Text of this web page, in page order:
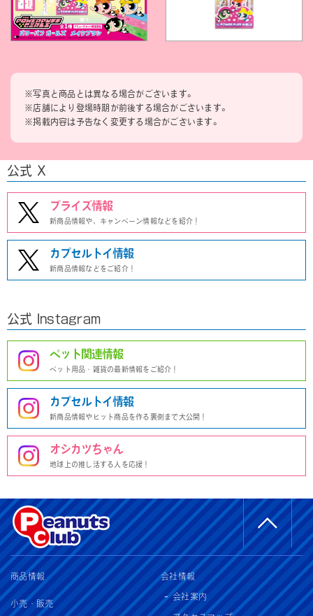
※写真と商品とは異なる場合がございます。
※店舗により登場時期が前後する場合がございます。
※掲載内容は予告なく変更する場合がございます。
公式 X
プライズ情報
新商品情報や、キャンペーン情報などを紹介！
カプセルトイ情報
新商品情報などをご紹介！
公式 Instagram
ペット関連情報
ペット用品・雑貨の最新情報をご紹介！
カプセルトイ情報
新商品情報やヒット商品を作る裏側まで大公開！
オシカツちゃん
地球上の推し活する人を応援！
商品情報
小売・販売
会社情報
会社案内